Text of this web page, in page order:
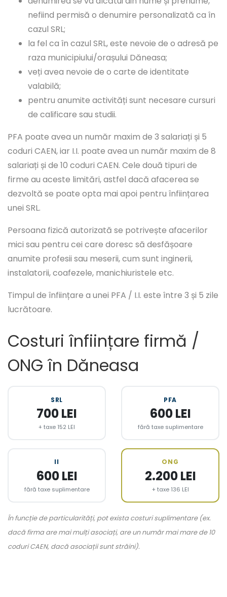
nefiind permisă o denumire personalizată ca în
cazul SRL;
la fel ca în cazul SRL, este nevoie de o adresă pe
raza municipiului/orașului Dăneasa;
veți avea nevoie de o carte de identitate
valabilă;
pentru anumite activități sunt necesare cursuri
de calificare sau studii.
PFA poate avea un număr maxim de 3 salariați și 5
coduri CAEN, iar I.I. poate avea un număr maxim de 8
salariați și de 10 coduri CAEN. Cele două tipuri de
firme au aceste limitări, astfel dacă afacerea se
dezvoltă se poate opta mai apoi pentru înființarea
unei SRL.
Persoana fizică autorizată se potrivește afacerilor
mici sau pentru cei care doresc să desfășoare
anumite profesii sau meserii, cum sunt inginerii,
instalatorii, coafezele, manichiuristele etc.
Timpul de înființare a unei PFA / I.I. este între 3 și 5 zile
lucrătoare.
Costuri înființare firmă /
ONG în Dăneasa
SRL
700 LEI
+ taxe 152 LEI
PFA
600 LEI
fără taxe suplimentare
II
600 LEI
fără taxe suplimentare
ONG
2.200 LEI
+ taxe 136 LEI
În funcție de particularități, pot exista costuri suplimentare (ex.
dacă firma are mai mulți asociați, are un număr mai mare de 10
coduri CAEN, dacă asociații sunt străini).